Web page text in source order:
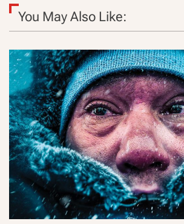
You May Also Like: